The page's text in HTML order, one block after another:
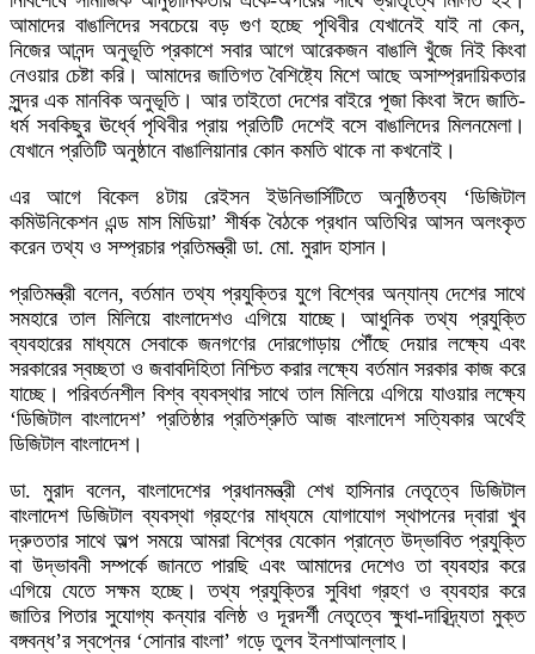
আমাদের বাঙালিদের সবচেয়ে বড় গুণ হচ্ছে পৃথিবীর যেখানেই যাই না কেন,
নিজের আনন্দ অনুভূতি প্রকাশে সবার আগে আরেকজন বাঙালি খুঁজে নিই কিংবা
নেওয়ার চেষ্টা করি। আমাদের জাতিগত বৈশিষ্ট্যে মিশে আছে অসাম্প্রদায়িকতার
সুন্দর এক মানবিক অনুভূতি। আর তাইতো দেশের বাইরে পূজা কিংবা ঈদে জাতি-
ধর্ম সবকিছুর ঊর্ধ্বে পৃথিবীর প্রায় প্রতিটি দেশেই বসে বাঙালিদের মিলনমেলা।
যেখানে প্রতিটি অনুষ্ঠানে বাঙালিয়ানার কোন কমতি থাকে না কখনোই।
এর আগে বিকেল ৪টায় রেইসন ইউনিভার্সিটিতে অনুষ্ঠিতব্য ‘ডিজিটাল
কমিউনিকেশন এন্ড মাস মিডিয়া’ শীর্ষক বৈঠকে প্রধান অতিথির আসন অলংকৃত
করেন তথ্য ও সম্প্রচার প্রতিমন্ত্রী ডা. মো. মুরাদ হাসান।
প্রতিমন্ত্রী বলেন, বর্তমান তথ্য প্রযুক্তির যুগে বিশ্বের অন্যান্য দেশের সাথে
সমহারে তাল মিলিয়ে বাংলাদেশও এগিয়ে যাচ্ছে। আধুনিক তথ্য প্রযুক্তি
ব্যবহারের মাধ্যমে সেবাকে জনগণের দোরগোড়ায় পৌঁছে দেয়ার লক্ষ্যে এবং
সরকারের স্বচ্ছতা ও জবাবদিহিতা নিশ্চিত করার লক্ষ্যে বর্তমান সরকার কাজ করে
যাচ্ছে। পরিবর্তনশীল বিশ্ব ব্যবস্থার সাথে তাল মিলিয়ে এগিয়ে যাওয়ার লক্ষ্যে
‘ডিজিটাল বাংলাদেশ’ প্রতিষ্ঠার প্রতিশ্রুতি আজ বাংলাদেশ সত্যিকার অর্থেই
ডিজিটাল বাংলাদেশ।
ডা. মুরাদ বলেন, বাংলাদেশের প্রধানমন্ত্রী শেখ হাসিনার নেতৃত্বে ডিজিটাল
বাংলাদেশ ডিজিটাল ব্যবস্থা গ্রহণের মাধ্যমে যোগাযোগ স্থাপনের দ্বারা খুব
দ্রুততার সাথে অল্প সময়ে আমরা বিশ্বের যেকোন প্রান্তে উদ্ভাবিত প্রযুক্তি
বা উদ্ভাবনী সম্পর্কে জানতে পারছি এবং আমাদের দেশেও তা ব্যবহার করে
এগিয়ে যেতে সক্ষম হচ্ছে। তথ্য প্রযুক্তির সুবিধা গ্রহণ ও ব্যবহার করে
জাতির পিতার সুযোগ্য কন্যার বলিষ্ঠ ও দূরদর্শী নেতৃত্বে ক্ষুধা-দারিদ্র্যতা মুক্ত
বঙ্গবন্ধ’র স্বপ্নের ‘সোনার বাংলা’ গড়ে তুলব ইনশাআল্লাহ।